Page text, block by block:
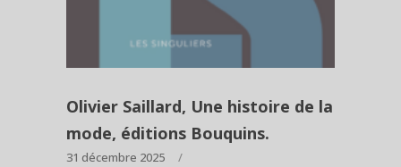
Olivier Saillard, Une histoire de la
mode, éditions Bouquins.
31 décembre 2025